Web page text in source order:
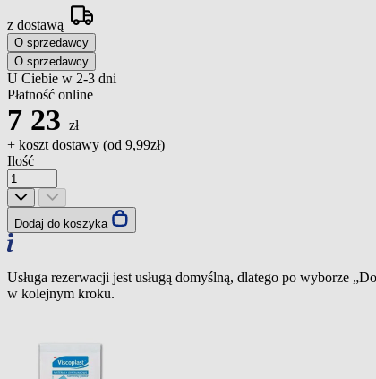
z dostawą
O sprzedawcy
O sprzedawcy
U Ciebie w 2-3 dni
Płatność online
7 23 zł
+ koszt dostawy (od 9,99zł)
Ilość
Dodaj do koszyka
Usługa rezerwacji jest usługą domyślną, dlatego po wyborze
w kolejnym kroku.